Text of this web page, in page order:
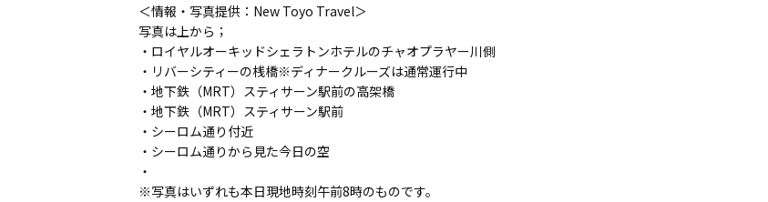
＜情報・写真提供：New Toyo Travel＞
写真は上から；
・ロイヤルオーキッドシェラトンホテルのチャオプラヤー川側
・リバーシティーの桟橋※ディナークルーズは通常運行中
・地下鉄（MRT）スティサーン駅前の高架橋
・地下鉄（MRT）スティサーン駅前
・シーロム通り付近
・シーロム通りから見た今日の空
・
※写真はいずれも本日現地時刻午前8時のものです。